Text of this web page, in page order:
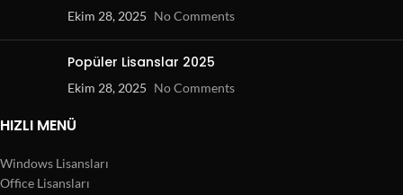
Ekim 28, 2025 No Comments
Popüler Lisanslar 2025
Ekim 28, 2025 No Comments
HIZLI MENÜ
Windows Lisansları
Office Lisansları